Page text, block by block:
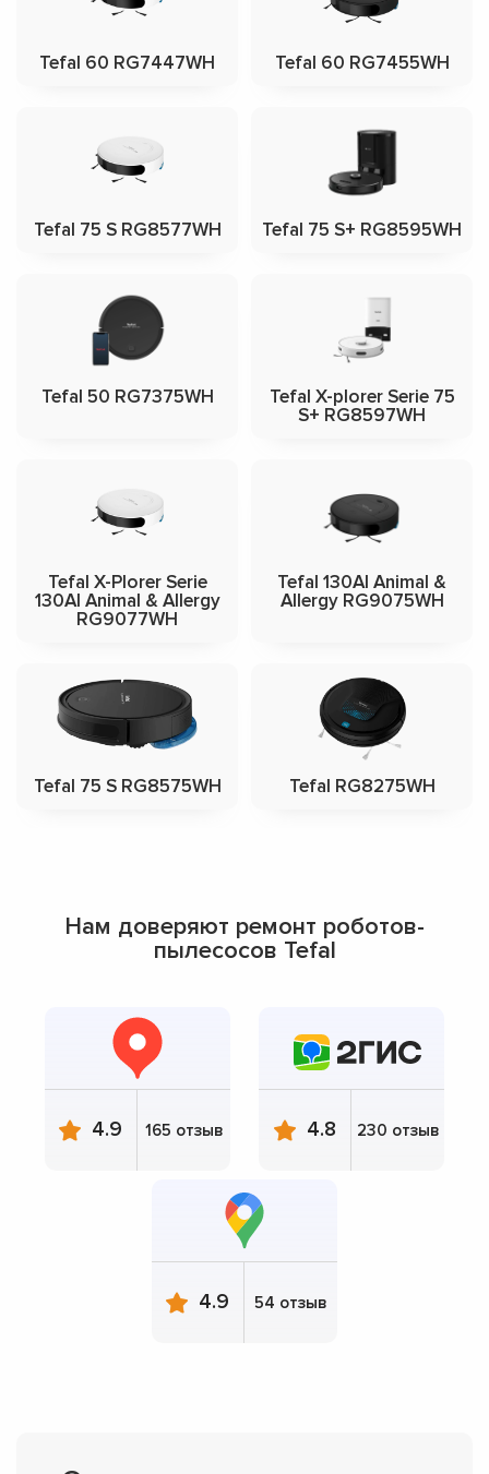
Tefal 60 RG7447WH Tefal 60 RG7455WH
Tefal 75 S RG8577WH Tefal 75 S+ RG8595WH
Tefal 50 RG7375WH
Tefal X-plorer Serie 75
S+ RG8597WH
Tefal X-Plorer Serie
130AI Animal & Allergy
RG9077WH
Tefal 130AI Animal &
Allergy RG9075WH
Tefal 75 S RG8575WH Tefal RG8275WH
Нам доверяют ремонт роботов-
пылесосов Tefal
4.9 165 отзыв 4.8 230 отзыв
4.9 54 отзыв